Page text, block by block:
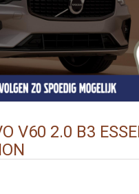
V60 2.0 B3